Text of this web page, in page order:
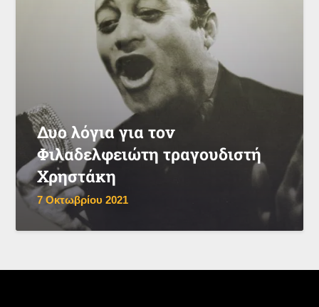
Δυο λόγια για τον
Φιλαδελφειώτη τραγουδιστή
Χρηστάκη
7 Οκτωβρίου 2021